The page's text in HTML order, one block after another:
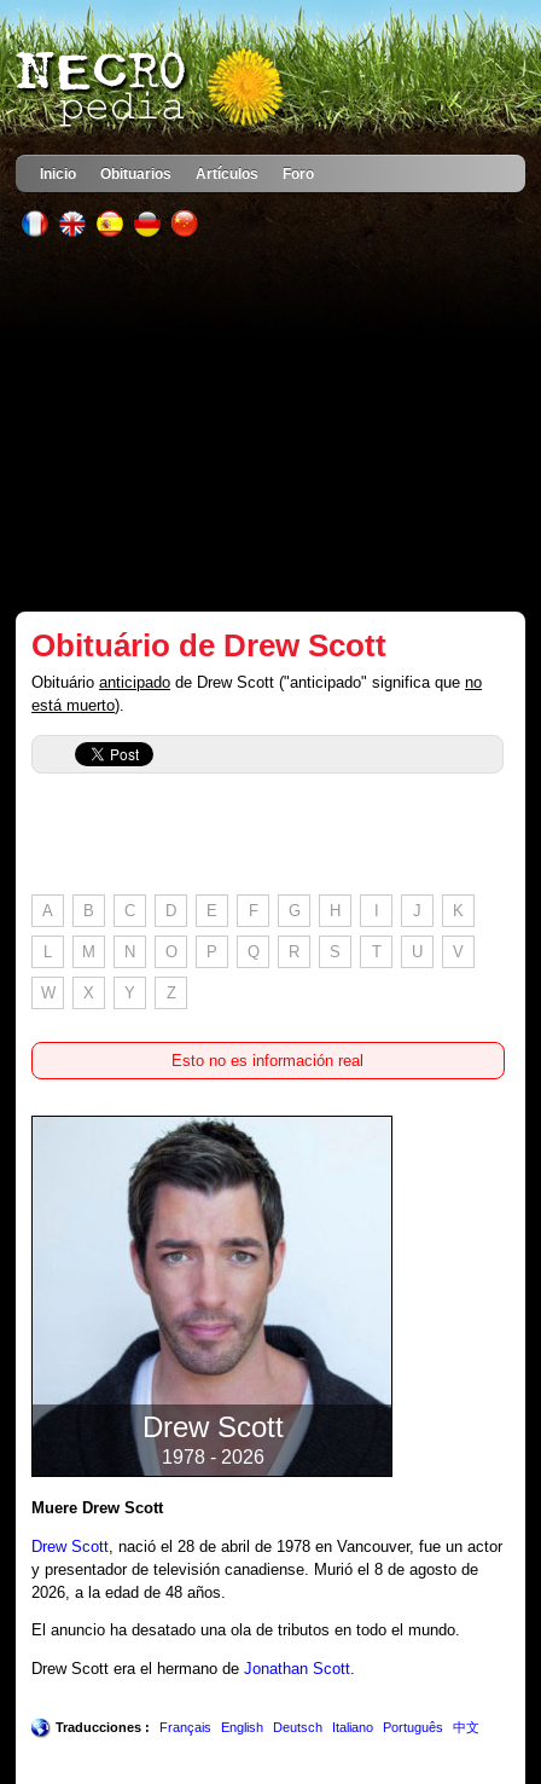
Inicio Obituarios Artículos Foro
Obituário de Drew Scott
Obituárioanticipado de Drew Scott ("anticipado" significa queno
está muerto).
A B C D E F G H I J K
L M N O P Q R S T U V
W X Y Z
Esto no es información real
Drew Scott
1978 - 2026
Muere Drew Scott
Drew Scott , nació el 28 de abril de 1978 en Vancouver, fue un actor
y presentador de televisión canadiense. Murió el 8 de agosto de
2026, a la edad de 48 años.
El anuncio ha desatado una ola de tributos en todo el mundo.
Drew Scott era el hermano deJonathan Scott.
Traducciones : Français English Deutsch Italiano Português 中文